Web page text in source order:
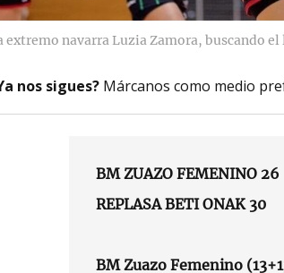
extremo navarra Luzia Zamora, buscando
nos sigues? Márcanos como medio
BM ZUAZO FEMENINO 26
REPLASA BETI ONAK 30
BM Zuazo Femenino